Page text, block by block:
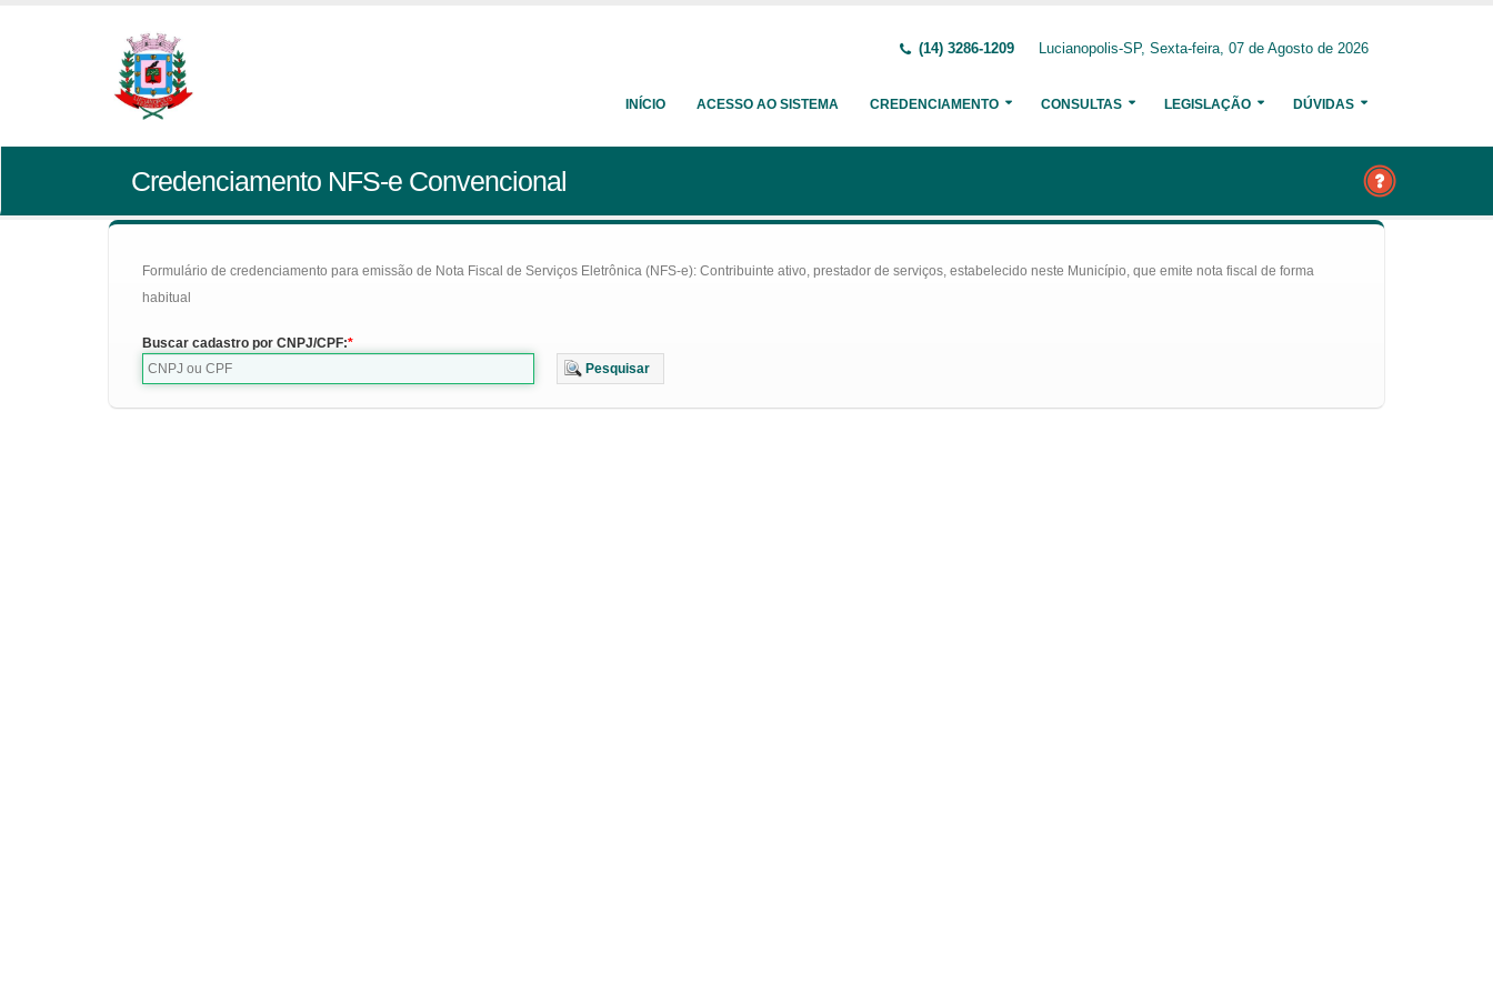
(14) 3286-1209 Lucianopolis-SP, Sexta-feira, 07 de Agosto de 2026
INÍCIO ACESSO AO SISTEMA CREDENCIAMENTO CONSULTAS LEGISLAÇÃO DÚVIDAS
Credenciamento NFS-e Convencional
Formulário de credenciamento para emissão de Nota Fiscal de Serviços Eletrônica (NFS-e): Contribuinte ativo, prestador de serviços, estabelecido neste Município, que emite nota fiscal de forma
habitual
Buscar cadastro por CNPJ/CPF:
Pesquisar